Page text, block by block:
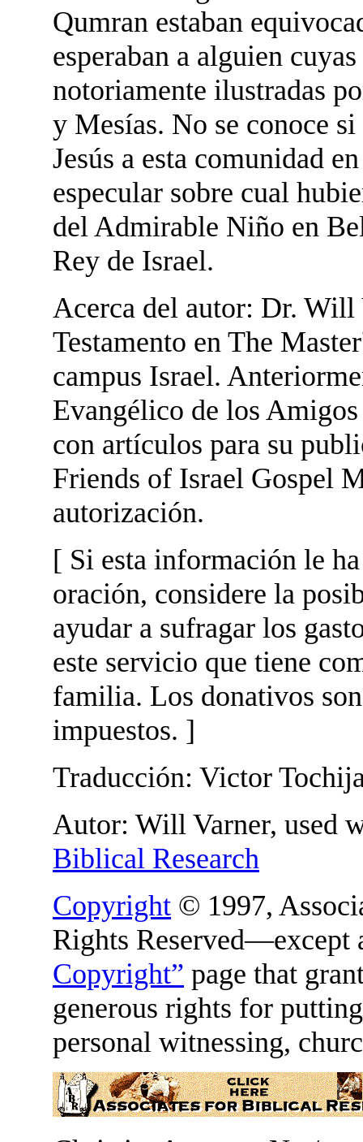
Qumran estaban
esperaban a alguien
notoriamente ilustradas
y Mesías. No se conoce
Jesús a esta comunidad
especular sobre cual
del Admirable Niño en
Rey de Israel.
Acerca del autor: Dr. Will
Testamento en The
campus Israel.
Evangélico de los
con artículos para su
Friends of Israel Gospel
autorización.
[ Si esta información le
oración, considere la
ayudar a sufragar los
este servicio que tiene
familia. Los donativos
impuestos. ]
Traducción: Victor
Autor: Will Varner, used
Biblical Research
Copyright © 1997,
Rights Reserved—except
Copyright” page that
generous rights for
personal witnessing,